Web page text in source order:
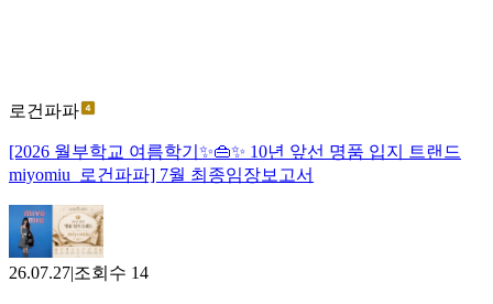
로건파파
[2026 월부학교 여름학기✨️👜✨️ 10년 앞선 명품 입지 트랜드
miyomiu_로건파파] 7월 최종임장보고서
26.07.27|조회수 14